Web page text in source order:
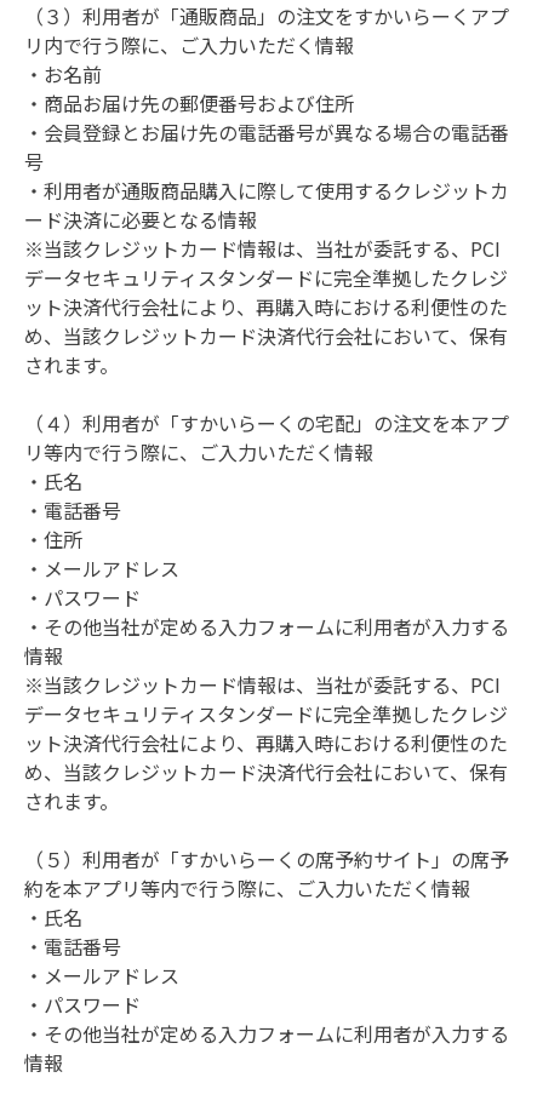
（３）利用者が「通販商品」の注文をすかいらーくアプ
リ内で行う際に、ご入力いただく情報
・お名前
・商品お届け先の郵便番号および住所
・会員登録とお届け先の電話番号が異なる場合の電話番
号
・利用者が通販商品購入に際して使用するクレジットカ
ード決済に必要となる情報
※当該クレジットカード情報は、当社が委託する、PCI
データセキュリティスタンダードに完全準拠したクレジ
ット決済代行会社により、再購入時における利便性のた
め、当該クレジットカード決済代行会社において、保有
されます。
（４）利用者が「すかいらーくの宅配」の注文を本アプ
リ等内で行う際に、ご入力いただく情報
・氏名
・電話番号
・住所
・メールアドレス
・パスワード
・その他当社が定める入力フォームに利用者が入力する
情報
※当該クレジットカード情報は、当社が委託する、PCI
データセキュリティスタンダードに完全準拠したクレジ
ット決済代行会社により、再購入時における利便性のた
め、当該クレジットカード決済代行会社において、保有
されます。
（５）利用者が「すかいらーくの席予約サイト」の席予
約を本アプリ等内で行う際に、ご入力いただく情報
・氏名
・電話番号
・メールアドレス
・パスワード
・その他当社が定める入力フォームに利用者が入力する
情報